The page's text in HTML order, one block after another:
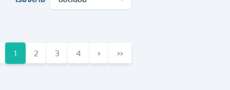
1 2 3 4 › ››